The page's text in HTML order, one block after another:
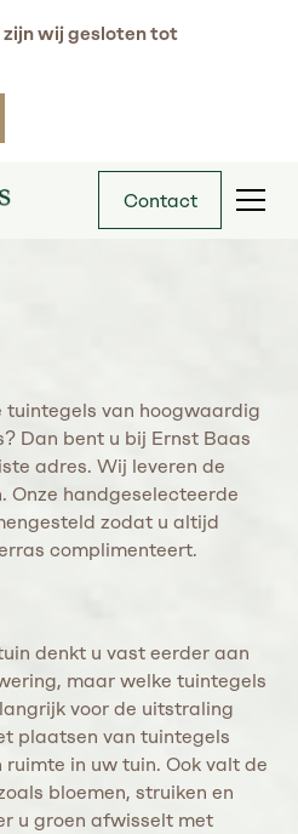
wij gesloten tot
Contact
tuintegels van hoogwaardig
Dan bent u bij Ernst Baas
adres. Wij leveren de
Onze handgeselecteerde
zodat u altijd
complimenteert.
denkt u vast eerder aan
maar welke tuintegels
voor de uitstraling
plaatsen van tuintegels
in uw tuin. Ook valt de
bloemen, struiken en
u groen afwisselt met